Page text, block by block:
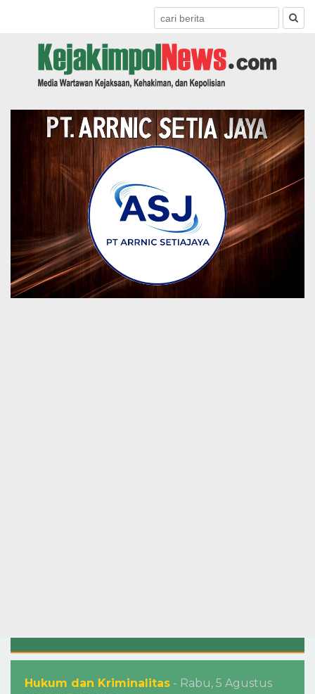
Hukum dan Kriminalitas - Rabu, 5 Agustus